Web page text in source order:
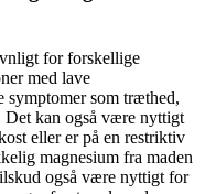
for forskellige
med lave
symptomer som træthed,
Det kan også være nyttigt
eller er på en restriktiv
magnesium fra maden
også være nyttigt for